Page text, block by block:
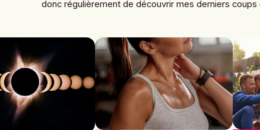
donc régulièrement de découvrir mes derniers coups